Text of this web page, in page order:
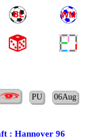
PU
06Aug
: Hannover 96